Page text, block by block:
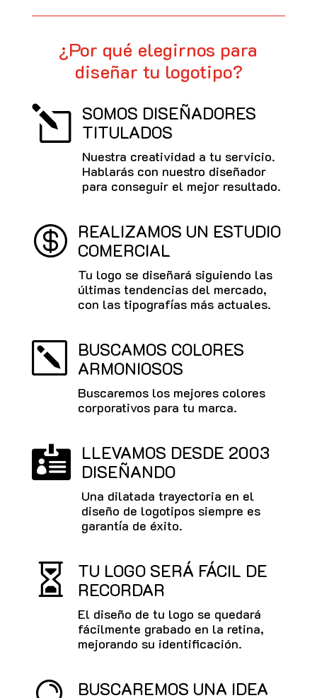
¿Por qué elegirnos para
diseñar tu logotipo?
l SOMOS DISEÑADORES
TITULADOS
Nuestra creatividad a tu servicio.
Hablarás con nuestro diseñador
para conseguir el mejor resultado.
 REALIZAMOS UN ESTUDIO
COMERCIAL
Tu logo se diseñará siguiendo las
últimas tendencias del mercado,
con las tipografías más actuales.
k
BUSCAMOS COLORES
ARMONIOSOS
Buscaremos los mejores colores
corporativos para tu marca.
 LLEVAMOS DESDE 2003
DISEÑANDO
Una dilatada trayectoria en el
diseño de logotipos siempre es
garantía de éxito.

TU LOGO SERÁ FÁCIL DE
RECORDAR
El diseño de tu logo se quedará
fácilmente grabado en la retina,
mejorando su identificación.
BUSCAREMOS UNA IDEA